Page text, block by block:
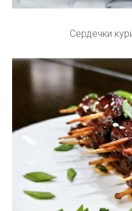
Сердечки